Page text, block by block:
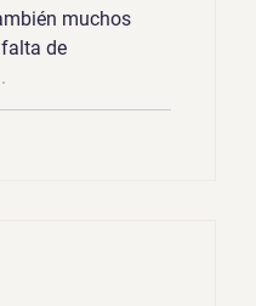
muchos
de